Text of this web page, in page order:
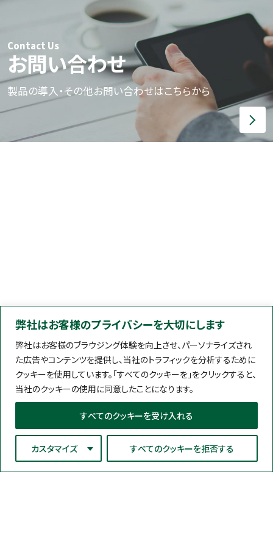
弊社はお客様のプライバシーを大切にします
弊社はお客様のブラウジング体験を向上させ、パーソナライズされ
た広告やコンテンツを提供し、当社のトラフィックを分析するために
クッキーを使用しています。「すべてのクッキーを」をクリックすると、
当社のクッキーの使用に同意したことになります。
カスタマイズ すべてのクッキーを拒否する
すべてのクッキーを受け入れる
Contact Us
お問い合わせ
製品の導入・その他お問い合わせはこちらから